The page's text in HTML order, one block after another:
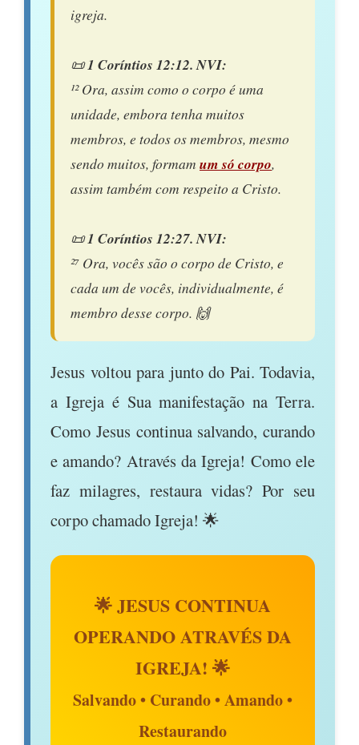
igreja.
📜1 Coríntios 12:12. NVI:
¹² Ora, assim como o corpo é uma
unidade, embora tenha muitos
membros, e todos os membros, mesmo
sendo muitos, formam um só corpo,
assim também com respeito a Cristo.
📜1 Coríntios 12:27. NVI:
²⁷ Ora, vocês são o corpo de Cristo, e
cada um de vocês, individualmente, é
membro desse corpo. 🙌
Jesus voltou para junto do Pai. Todavia,
a Igreja é Sua manifestação na Terra.
Como Jesus continua salvando, curando
e amando? Através da Igreja! Como ele
faz milagres, restaura vidas? Por seu
corpo chamado Igreja! 🌟
🌟 JESUS CONTINUA
OPERANDO ATRAVÉS DA
IGREJA! 🌟
Salvando • Curando • Amando •
Restaurando